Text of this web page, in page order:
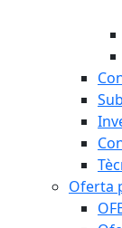
Oferta